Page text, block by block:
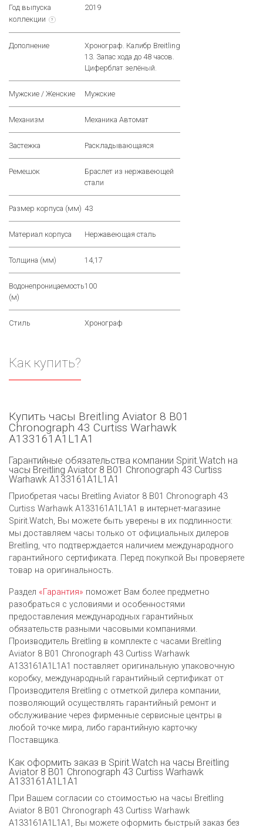
Год выпуска
коллекции
?
2019
Дополнение
Хронограф. Калибр Breitling
13. Запас хода до 48 часов.
Циферблат зелёный.
Мужские / Женские Мужские
Механизм Механика Автомат
Застежка Раскладывающаяся
Ремешок
Браслет из нержавеющей
стали
Размер корпуса (мм) 43
Материал корпуса Нержавеющая сталь
Толщина (мм) 14,17
Водонепроницаемость
(м)
100
Стиль Хронограф
Как купить?
Купить часы Breitling Aviator 8 B01
Chronograph 43 Curtiss Warhawk
A133161A1L1A1
Гарантийные обязательства компании Spirit.Watch на
часы Breitling Aviator 8 B01 Chronograph 43 Curtiss
Warhawk A133161A1L1A1
Приобретая часы Breitling Aviator 8 B01 Chronograph 43
Curtiss Warhawk A133161A1L1A1 в интернет-магазине
Spirit.Watch, Вы можете быть уверены в их подлинности:
мы доставляем часы только от официальных дилеров
Breitling, что подтверждается наличием международного
гарантийного сертификата. Перед покупкой Вы проверяете
товар на оригинальность.
Раздел «Гарантия» поможет Вам более предметно
разобраться с условиями и особенностями
предоставления международных гарантийных
обязательств разными часовыми компаниями.
Производитель Breitling в комплекте с часами Breitling
Aviator 8 B01 Chronograph 43 Curtiss Warhawk
A133161A1L1A1 поставляет оригинальную упаковочную
коробку, международный гарантийный сертификат от
Производителя Breitling c отметкой дилера компании,
позволяющий осуществлять гарантийный ремонт и
обслуживание через фирменные сервисные центры в
любой точке мира, либо гарантийную карточку
Поставщика.
Как оформить заказ в Spirit.Watch на часы Breitling
Aviator 8 B01 Chronograph 43 Curtiss Warhawk
A133161A1L1A1
При Вашем согласии со стоимостью на часы Breitling
Aviator 8 B01 Chronograph 43 Curtiss Warhawk
A133161A1L1A1, Вы можете оформить быстрый заказ без